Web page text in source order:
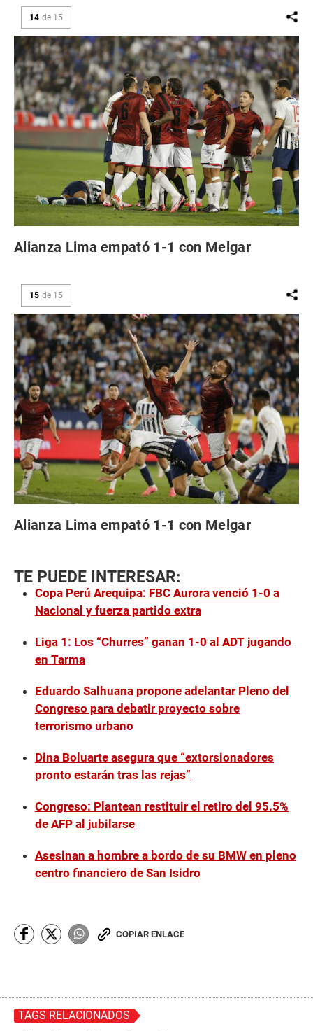
14 de 15
Alianza Lima empató 1-1 con Melgar
15 de 15
Alianza Lima empató 1-1 con Melgar
TE PUEDE INTERESAR:
Copa Perú Arequipa: FBC Aurora venció 1-0 a
Nacional y fuerza partido extra
Liga 1: Los “Churres” ganan 1-0 al ADT jugando
en Tarma
Eduardo Salhuana propone adelantar Pleno del
Congreso para debatir proyecto sobre
terrorismo urbano
Dina Boluarte asegura que “extorsionadores
pronto estarán tras las rejas”
Congreso: Plantean restituir el retiro del 95.5%
de AFP al jubilarse
Asesinan a hombre a bordo de su BMW en pleno
centro financiero de San Isidro
COPIAR ENLACE
TAGS RELACIONADOS